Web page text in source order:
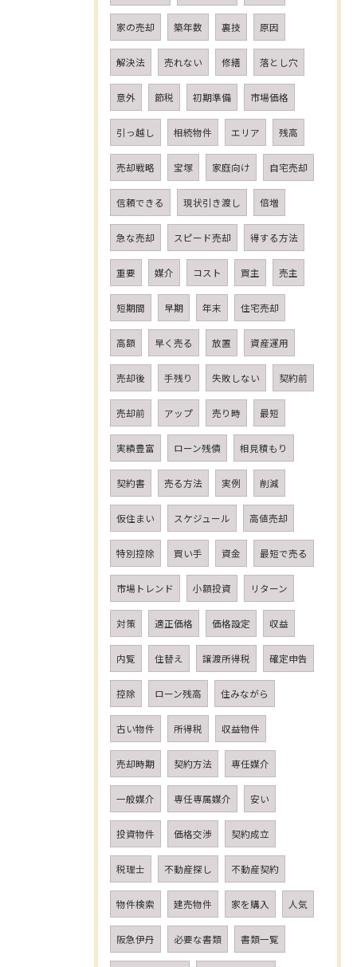
家の売却 築年数 裏技 原因
解決法 売れない 修繕 落とし穴
意外 節税 初期準備 市場価格
引っ越し 相続物件 エリア 残高
売却戦略 宝塚 家庭向け 自宅売却
信頼できる 現状引き渡し 倍増
急な売却 スピード売却 得する方法
重要 媒介 コスト 買主 売主
短期間 早期 年末 住宅売却
高額 早く売る 放置 資産運用
売却後 手残り 失敗しない 契約前
売却前 アップ 売り時 最短
実績豊富 ローン残債 相見積もり
契約書 売る方法 実例 削減
仮住まい スケジュール 高値売却
特別控除 買い手 資金 最短で売る
市場トレンド 小額投資 リターン
対策 適正価格 価格設定 収益
内覧 住替え 譲渡所得税 確定申告
控除 ローン残高 住みながら
古い物件 所得税 収益物件
売却時期 契約方法 専任媒介
一般媒介 専任専属媒介 安い
投資物件 価格交渉 契約成立
税理士 不動産探し 不動産契約
物件検索 建売物件 家を購入 人気
阪急伊丹 必要な書類 書類一覧